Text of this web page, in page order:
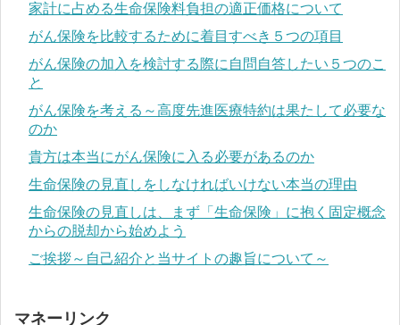
家計に占める生命保険料負担の適正価格について
がん保険を比較するために着目すべき５つの項目
がん保険の加入を検討する際に自問自答したい５つのこ
と
がん保険を考える～高度先進医療特約は果たして必要な
のか
貴方は本当にがん保険に入る必要があるのか
生命保険の見直しをしなければいけない本当の理由
生命保険の見直しは、まず「生命保険」に抱く固定概念
からの脱却から始めよう
ご挨拶～自己紹介と当サイトの趣旨について～
マネーリンク